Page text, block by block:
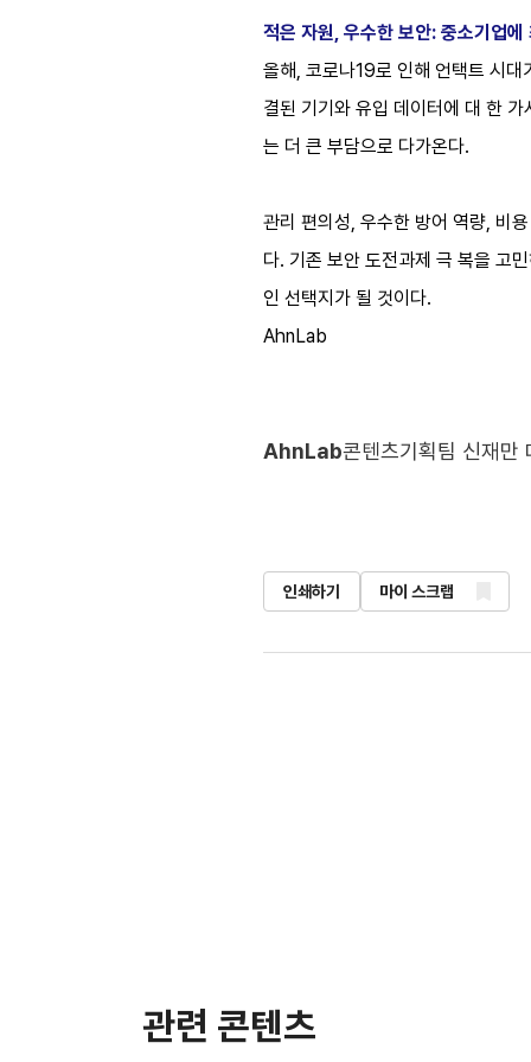
적은 자원, 우수한 보안: 중소기업
올해, 코로나19로 인해 언택트 시
결된 기기와 유입 데이터에 대 한
는 더 큰 부담으로 다가온다.
관리 편의성, 우수한 방어 역량, 비
다. 기존 보안 도전과제 극 복을 고
인 선택지가 될 것이다.
AhnLab
AhnLab콘텐츠기획팀 신재만
인쇄하기 마이 스크랩
관련 콘텐츠